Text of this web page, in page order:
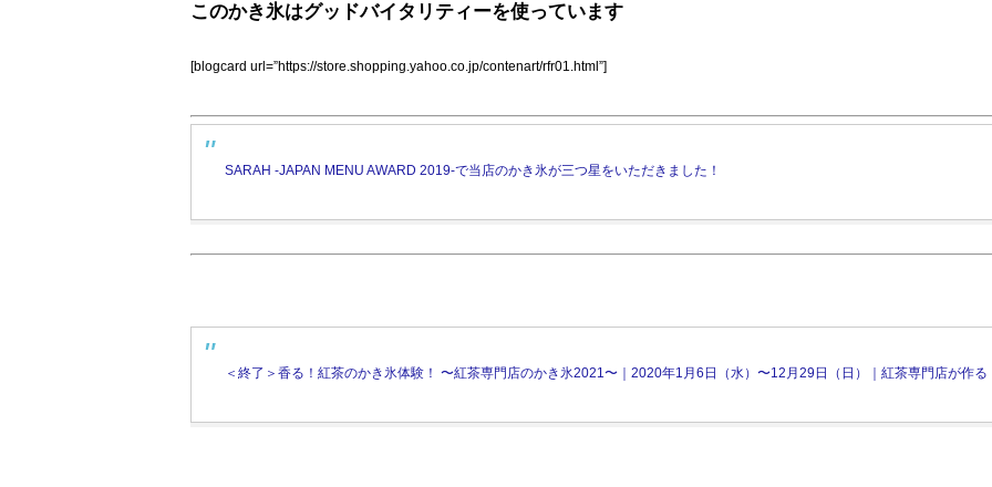
このかき氷はグッドバイタリティーを使っています
[blogcard url=”https://store.shopping.yahoo.co.jp/contenart/rfr01.html”]
SARAH -JAPAN MENU AWARD 2019-で当店のかき氷が三つ星をいただきました！
＜終了＞香る！紅茶のかき氷体験！ 〜紅茶専門店のかき氷2021〜｜2020年1月6日（水）〜12月29日（日）｜紅茶専門店が作る